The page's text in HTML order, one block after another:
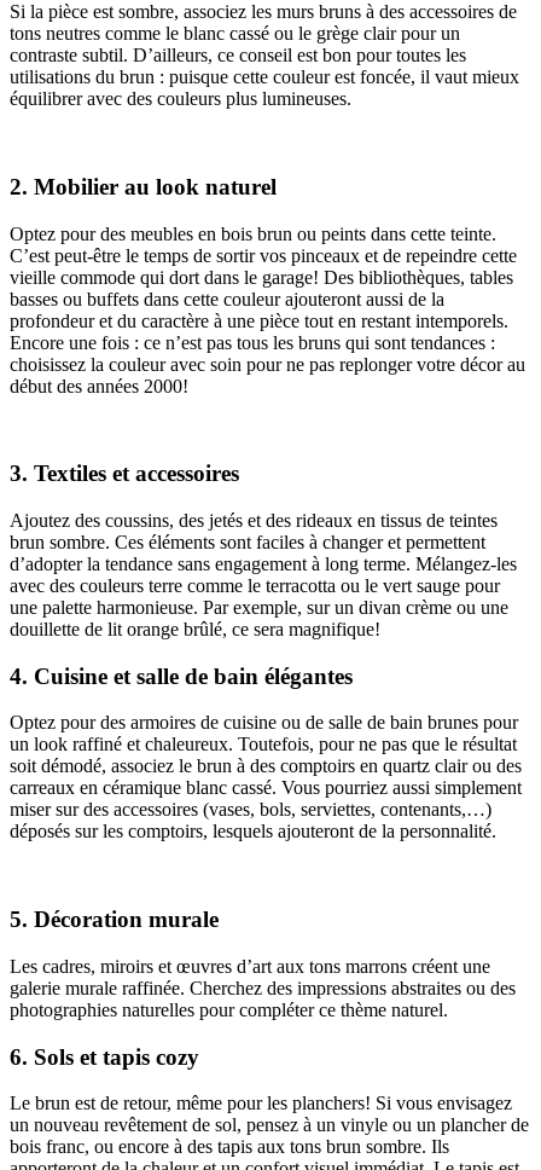
Si la pièce est sombre, associez les murs bruns à des accessoires de
tons neutres comme le blanc cassé ou le grège clair pour un
contraste subtil. D’ailleurs, ce conseil est bon pour toutes les
utilisations du brun : puisque cette couleur est foncée, il vaut mieux
équilibrer avec des couleurs plus lumineuses.
2. Mobilier au look naturel
Optez pour des meubles en bois brun ou peints dans cette teinte.
C’est peut-être le temps de sortir vos pinceaux et de repeindre cette
vieille commode qui dort dans le garage! Des bibliothèques, tables
basses ou buffets dans cette couleur ajouteront aussi de la
profondeur et du caractère à une pièce tout en restant intemporels.
Encore une fois : ce n’est pas tous les bruns qui sont tendances :
choisissez la couleur avec soin pour ne pas replonger votre décor au
début des années 2000!
3. Textiles et accessoires
Ajoutez des coussins, des jetés et des rideaux en tissus de teintes
brun sombre. Ces éléments sont faciles à changer et permettent
d’adopter la tendance sans engagement à long terme. Mélangez-les
avec des couleurs terre comme le terracotta ou le vert sauge pour
une palette harmonieuse. Par exemple, sur un divan crème ou une
douillette de lit orange brûlé, ce sera magnifique!
4. Cuisine et salle de bain élégantes
Optez pour des armoires de cuisine ou de salle de bain brunes pour
un look raffiné et chaleureux. Toutefois, pour ne pas que le résultat
soit démodé, associez le brun à des comptoirs en quartz clair ou des
carreaux en céramique blanc cassé. Vous pourriez aussi simplement
miser sur des accessoires (vases, bols, serviettes, contenants,…)
déposés sur les comptoirs, lesquels ajouteront de la personnalité.
5. Décoration murale
Les cadres, miroirs et œuvres d’art aux tons marrons créent une
galerie murale raffinée. Cherchez des impressions abstraites ou des
photographies naturelles pour compléter ce thème naturel.
6. Sols et tapis cozy
Le brun est de retour, même pour les planchers! Si vous envisagez
un nouveau revêtement de sol, pensez à un vinyle ou un plancher de
bois franc, ou encore à des tapis aux tons brun sombre. Ils